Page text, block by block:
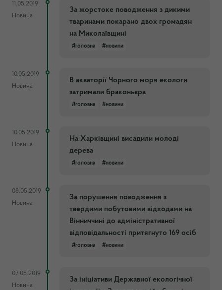
11.05.2019
Новина
За жорстоке поводження з дикими
тваринами покарано двох громадян
на Миколаївщині
#головна #новини
10.05.2019
Новина
В акваторії Чорного моря екологи
затримали браконьєра
#головна #новини
10.05.2019
Новина
На Харківщині висадили молоді
дерева
#головна #новини
08.05.2019
Новина
За порушення поводження з
твердими побутовими відходами на
Вінниччині до адміністративної
відповідальності притягнуто 169 осіб
#головна #новини
07.05.2019
Новина
За ініціативи Державної екологічної